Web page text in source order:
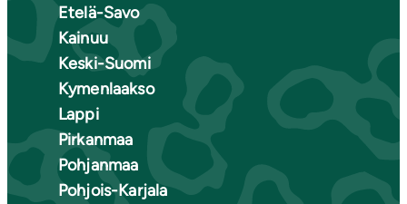
Etelä-Savo
Kainuu
Keski-Suomi
Kymenlaakso
Lappi
Pirkanmaa
Pohjanmaa
Pohjois-Karjala